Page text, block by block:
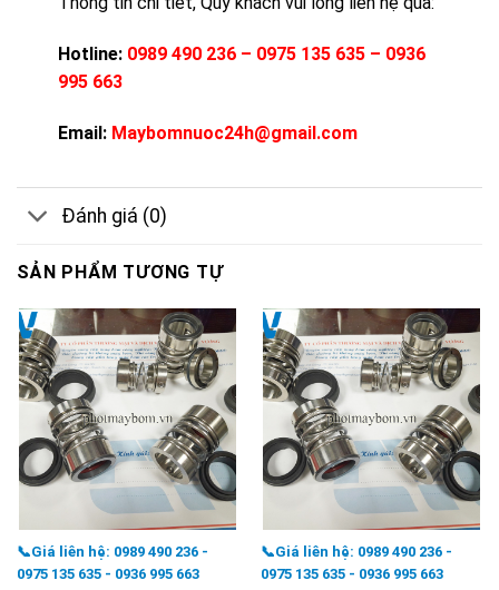
Hotline: 0989 490 236 – 0975 135 635 – 0936
995 663
Email: Maybomnuoc24h@gmail.com
Đánh giá (0)
SẢN PHẨM TƯƠNG TỰ
📞Giá liên hệ: 0989 490 236 -
0975 135 635 - 0936 995 663
📞Giá liên hệ: 0989 490 236 -
0975 135 635 - 0936 995 663